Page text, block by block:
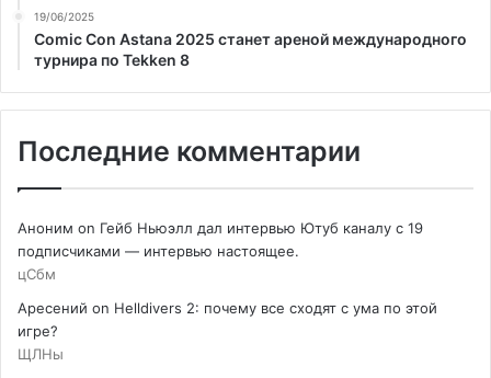
19/06/2025
Comic Con Astana 2025 станет ареной международного
турнира по Tekken 8
Последние комментарии
Аноним on Гейб Ньюэлл дал интервью Ютуб каналу с 19
подписчиками — интервью настоящее.
цСбм
Аресений on Helldivers 2: почему все сходят с ума по этой
игре?
ЩЛНы